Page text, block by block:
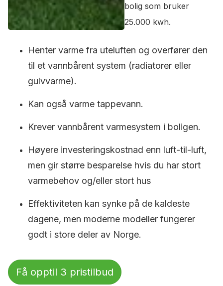
bolig som bruker
25.000 kwh.
Henter varme fra uteluften og overfører den
til et vannbårent system (radiatorer eller
gulvvarme).
Kan også varme tappevann.
Krever vannbårent varmesystem i boligen.
Høyere investeringskostnad enn luft-til-luft,
men gir større besparelse hvis du har stort
varmebehov og/eller stort hus
Effektiviteten kan synke på de kaldeste
dagene, men moderne modeller fungerer
godt i store deler av Norge.
Få opptil 3 pristilbud